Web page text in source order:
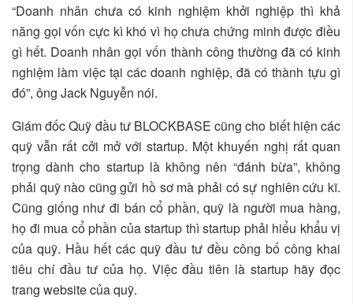
“Doanh nhân chưa có kinh nghiệm khởi nghiệp thì khả
năng gọi vốn cực kì khó vì họ chưa chứng minh được điều
gì hết. Doanh nhân gọi vốn thành công thường đã có kinh
nghiệm làm việc tại các doanh nghiệp, đã có thành tựu gì
đó”, ông Jack Nguyễn nói.
Giám đốc Quỹ đầu tư BLOCKBASE cũng cho biết hiện các
quỹ vẫn rất cởi mở với startup. Một khuyến nghị rất quan
trọng dành cho startup là không nên “đánh bừa”, không
phải quỹ nào cũng gửi hồ sơ mà phải có sự nghiên cứu kĩ.
Cũng giống như đi bán cổ phần, quỹ là người mua hàng,
họ đi mua cổ phần của startup thì startup phải hiểu khẩu vị
của quỹ. Hầu hết các quỹ đầu tư đều công bố công khai
tiêu chí đầu tư của họ. Việc đầu tiên là startup hãy đọc
trang website của quỹ.